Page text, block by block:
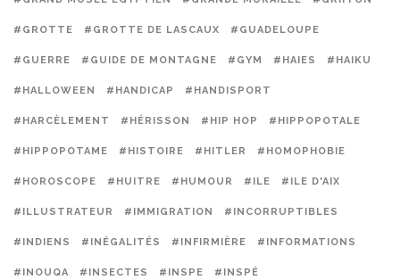
#GROTTE #GROTTE DE LASCAUX #GUADELOUPE
#GUERRE #GUIDE DE MONTAGNE #GYM #HAIES #HAIKU
#HALLOWEEN #HANDICAP #HANDISPORT
#HARCÈLEMENT #HÉRISSON #HIP HOP #HIPPOPOTALE
#HIPPOPOTAME #HISTOIRE #HITLER #HOMOPHOBIE
#HOROSCOPE #HUITRE #HUMOUR #ILE #ILE D'AIX
#ILLUSTRATEUR #IMMIGRATION #INCORRUPTIBLES
#INDIENS #INÉGALITÉS #INFIRMIÈRE #INFORMATIONS
#INOUQA #INSECTES #INSPE #INSPÉ